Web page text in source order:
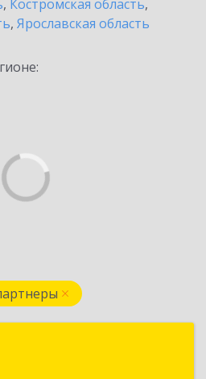
, Костромская область,
, Ярославская область